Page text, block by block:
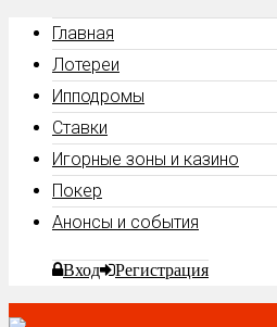
Главная
Лотереи
Ипподромы
Ставки
Игорные зоны и казино
Покер
Анонсы и события
Вход Регистрация